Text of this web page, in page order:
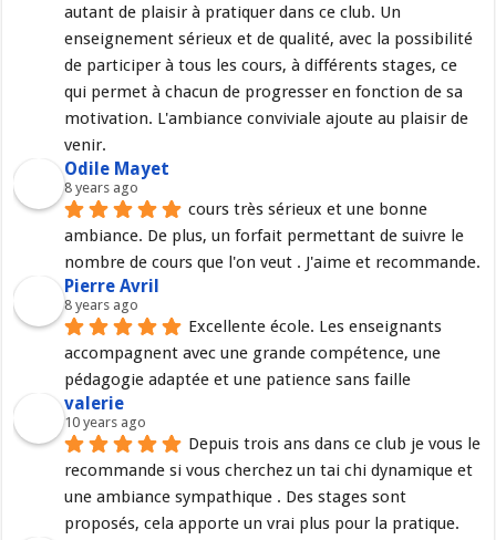
autant de plaisir à pratiquer dans ce club. Un
enseignement sérieux et de qualité, avec la possibilité
de participer à tous les cours, à différents stages, ce
qui permet à chacun de progresser en fonction de sa
motivation. L'ambiance conviviale ajoute au plaisir de
venir.
Odile Mayet
8 years ago
cours très sérieux et une bonne
ambiance. De plus, un forfait permettant de suivre le
nombre de cours que l'on veut . J'aime et recommande.
Pierre Avril
8 years ago
Excellente école. Les enseignants
accompagnent avec une grande compétence, une
pédagogie adaptée et une patience sans faille
valerie
10 years ago
Depuis trois ans dans ce club je vous le
recommande si vous cherchez un tai chi dynamique et
une ambiance sympathique . Des stages sont
proposés, cela apporte un vrai plus pour la pratique.